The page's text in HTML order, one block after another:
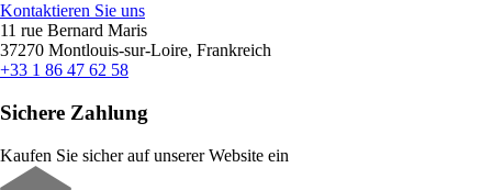
Kontaktieren Sie uns
11 rue Bernard Maris
37270 Montlouis-sur-Loire, Frankreich
+33 1 86 47 62 58
Sichere Zahlung
Kaufen Sie sicher auf unserer Website ein